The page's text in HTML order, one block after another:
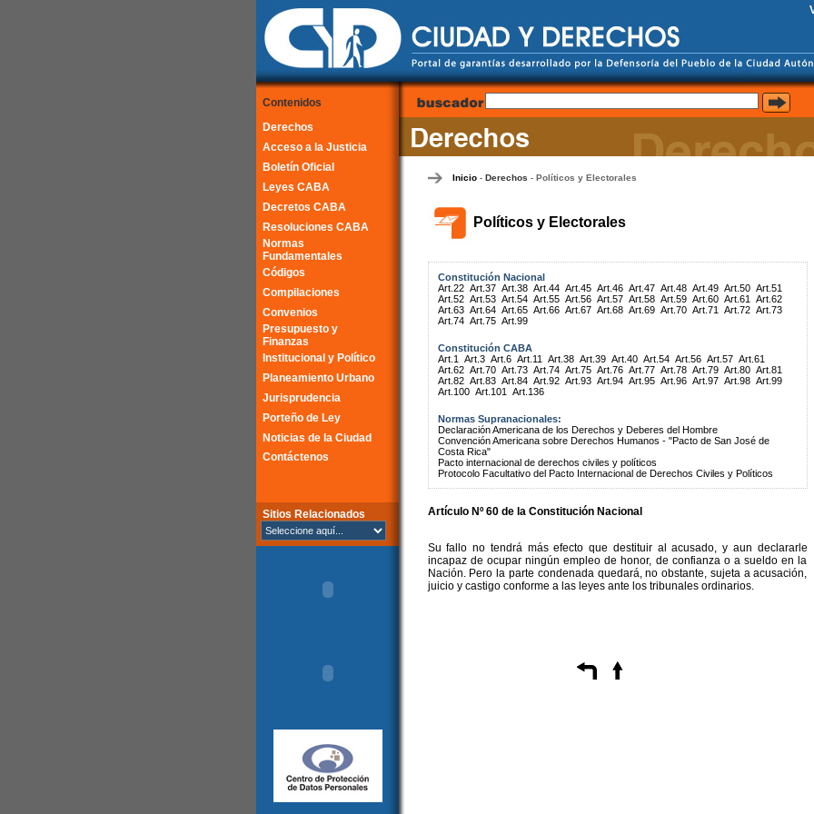
Contenidos
Derechos
Acceso a la Justicia
Boletín Oficial
Leyes CABA
Decretos CABA
Resoluciones CABA
Normas
Fundamentales
Códigos
Compilaciones
Convenios
Presupuesto y
Finanzas
Institucional y Político
Planeamiento Urbano
Jurisprudencia
Porteño de Ley
Noticias de la Ciudad
Contáctenos
Sitios Relacionados
Inicio- Derechos - Políticos y Electorales
Políticos y Electorales
Constitución Nacional
Art.22 Art.37 Art.38 Art.44 Art.45 Art.46 Art.47 Art.48 Art.49 Art.50 Art.51
Art.52 Art.53 Art.54 Art.55 Art.56 Art.57 Art.58 Art.59 Art.60 Art.61
Art.62
Art.63 Art.64 Art.65 Art.66 Art.67 Art.68 Art.69 Art.70 Art.71 Art.72 Art.73
Art.74 Art.75 Art.99
Constitución CABA
Art.1
Art.3 Art.6 Art.11 Art.38 Art.39 Art.40 Art.54 Art.56 Art.57 Art.61
Art.62 Art.70 Art.73 Art.74 Art.75 Art.76 Art.77 Art.78 Art.79 Art.80 Art.81
Art.82 Art.83 Art.84 Art.92 Art.93 Art.94 Art.95 Art.96 Art.97 Art.98 Art.99
Art.100 Art.101 Art.136
Normas Supranacionales:
Declaración Americana de los Derechos y Deberes del Hombre
Convención Americana sobre Derechos Humanos - "Pacto de San José de
Costa Rica"
Pacto internacional de derechos civiles y políticos
Protocolo Facultativo del Pacto Internacional de Derechos Civiles y Políticos
Artículo Nº 60 de la Constitución Nacional
Su fallo no tendrá más efecto que destituir al acusado, y aun declararle
incapaz de ocupar ningún empleo de honor, de confianza o a sueldo en la
Nación. Pero la parte condenada quedará, no obstante, sujeta a acusación,
juicio y castigo conforme a las leyes ante los tribunales ordinarios.